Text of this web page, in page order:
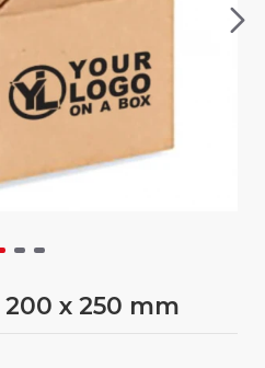
200 x 250 mm